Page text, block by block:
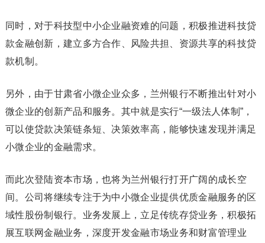
同时，对于科技型中小企业融资难的问题，积极推进科技贷
款金融创新，建立多方合作、风险共担、资源共享的科技贷
款机制。
另外，由于甘肃省小微企业众多，兰州银行不断推出针对小
微企业的创新产品和服务。其中就是实行“一级法人体制”，
可以使贷款决策链条短、决策效率高，能够快速发现并满足
小微企业的金融需求。
而此次登陆资本市场，也将为兰州银行打开广阔的成长空
间。公司将继续专注于为中小微企业提供优质金融服务的区
域性股份制银行。业务发展上，立足传统存贷业务，积极拓
展互联网金融业务，深度开发金融市场业务和财富管理业